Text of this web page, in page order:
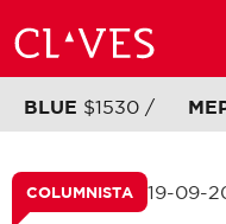
BLUE $1530 /
COLUMNISTA 19-09-